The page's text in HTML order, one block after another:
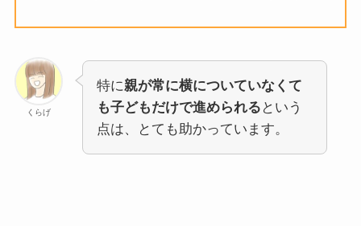
くらげ
特に親が常に横についていなくて
も子どもだけで進められる という
点は、とても助かっています。